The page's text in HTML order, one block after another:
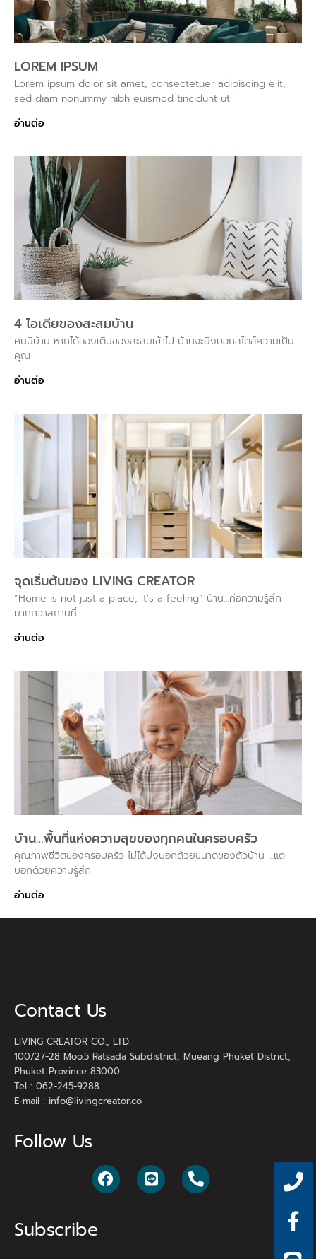
LOREM IPSUM
Lorem ipsum dolor sit amet, consectetuer adipiscing elit,
sed diam nonummy nibh euismod tincidunt ut
อ่านต่อ
4 ไอเดียของสะสมบ้าน
คนมีบ้าน หากได้ลองเติมของสะสมเข้าไป บ้านจะยิ่งบอกสไตล์ความเป็น
คุณ
อ่านต่อ
จุดเริ่มต้นของ LIVING CREATOR
“Home is not just a place, It’s a feeling” บ้าน…คือความรู้สึก
มากกว่าสถานที่
อ่านต่อ
บ้าน…พื้นที่แห่งความสุขของทุกคนในครอบครัว
คุณภาพชีวิตของครอบครัว ไม่ได้บ่งบอกด้วยขนาดของตัวบ้าน …แต่
บอกด้วยความรู้สึก
อ่านต่อ
Contact Us
LIVING CREATOR CO., LTD.
100/27-28 Moo.5 Ratsada Subdistrict, Mueang Phuket District,
Phuket Province 83000
Tel : 062-245-9288
E-mail : info@livingcreator.co
Follow Us
Subscribe